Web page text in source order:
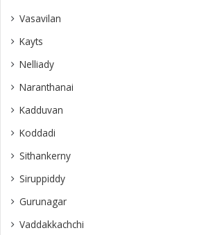
Vasavilan
Kayts
Nelliady
Naranthanai
Kadduvan
Koddadi
Sithankerny
Siruppiddy
Gurunagar
Vaddakkachchi